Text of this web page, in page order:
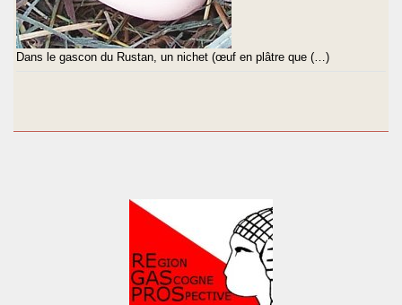
Dans le gascon du Rustan, un nichet (œuf en plâtre que (…)